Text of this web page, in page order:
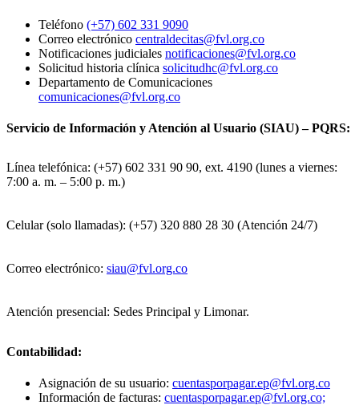
Teléfono (+57) 602 331 9090
Correo electrónico centraldecitas@fvl.org.co
Notificaciones judiciales notificaciones@fvl.org.co
Solicitud historia clínica solicitudhc@fvl.org.co
Departamento de Comunicaciones
comunicaciones@fvl.org.co
Servicio de Información y Atención al Usuario (SIAU) – PQRS:
Línea telefónica: (+57) 602 331 90 90, ext. 4190 (lunes a viernes:
7:00 a. m. – 5:00 p. m.)
Celular (solo llamadas): (+57) 320 880 28 30 (Atención 24/7)
Correo electrónico: siau@fvl.org.co
Atención presencial: Sedes Principal y Limonar.
Contabilidad:
Asignación de su usuario: cuentasporpagar.ep@fvl.org.co
Información de facturas: cuentasporpagar.ep@fvl.org.co;